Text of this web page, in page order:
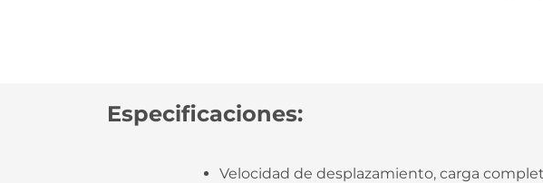
Especificaciones:
Velocidad de desplazamiento, carga completa